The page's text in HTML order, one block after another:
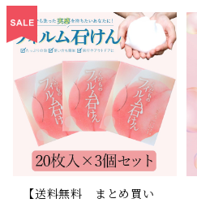
【送料無料 まとめ買い